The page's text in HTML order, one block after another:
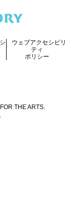
THE ARTS.
ウェブアクセシビリ
ティ
ポリシー